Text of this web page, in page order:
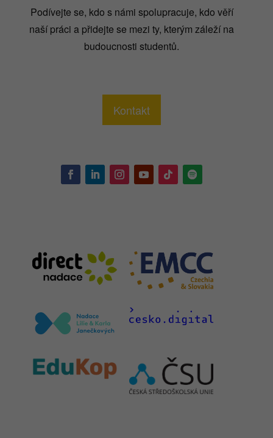
Podívejte se, kdo s námi spolupracuje, kdo věří
naší práci a přidejte se mezi ty, kterým záleží na
budoucnosti studentů.
Kontakt